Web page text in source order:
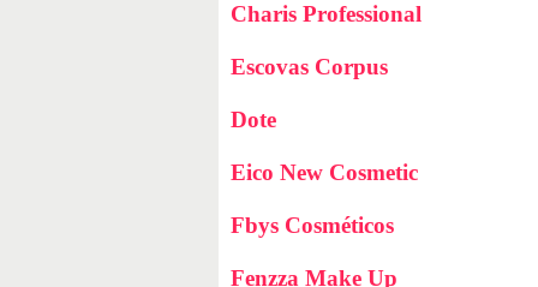
Charis Professional
Escovas Corpus
Dote
Eico New Cosmetic
Fbys Cosméticos
Fenzza Make Up